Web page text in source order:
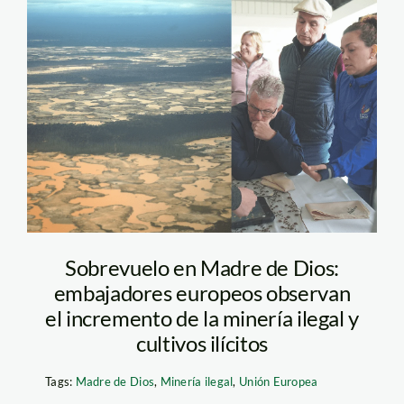
mineria-ilegal-madre-
de-dios-foto-
composicion-2
Sobrevuelo en Madre de Dios:
embajadores europeos observan
el incremento de la minería ilegal y
cultivos ilícitos
Tags: Madre de Dios, Minería ilegal, Unión Europea